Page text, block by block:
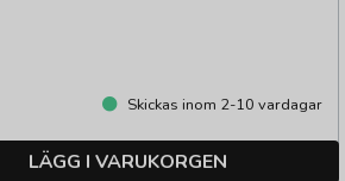
Skickas inom 2-10 vardagar
LÄGG I VARUKORGEN